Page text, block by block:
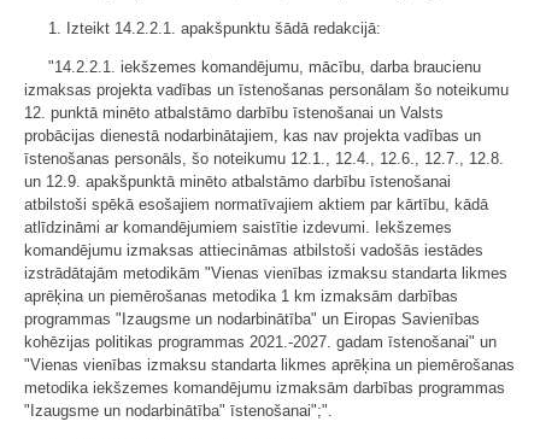
1. Izteikt 14.2.2.1. apakšpunktu šādā redakcijā:
"14.2.2.1. iekšzemes komandējumu, mācību, darba braucienu
izmaksas projekta vadības un īstenošanas personālam šo noteikumu
12. punktā minēto atbalstāmo darbību īstenošanai un Valsts
probācijas dienestā nodarbinātajiem, kas nav projekta vadības un
īstenošanas personāls, šo noteikumu 12.1., 12.4., 12.6., 12.7., 12.8.
un 12.9. apakšpunktā minēto atbalstāmo darbību īstenošanai
atbilstoši spēkā esošajiem normatīvajiem aktiem par kārtību, kādā
atlīdzināmi ar komandējumiem saistītie izdevumi. Iekšzemes
komandējumu izmaksas attiecināmas atbilstoši vadošās iestādes
izstrādātajām metodikām "Vienas vienības izmaksu standarta likmes
aprēķina un piemērošanas metodika 1 km izmaksām darbības
programmas "Izaugsme un nodarbinātība" un Eiropas Savienības
kohēzijas politikas programmas 2021.-2027. gadam īstenošanai" un
"Vienas vienības izmaksu standarta likmes aprēķina un piemērošanas
metodika iekšzemes komandējumu izmaksām darbības programmas
"Izaugsme un nodarbinātība" īstenošanai";".